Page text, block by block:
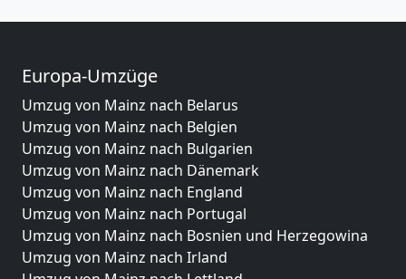
Europa-Umzüge
Umzug von Mainz nach Belarus
Umzug von Mainz nach Belgien
Umzug von Mainz nach Bulgarien
Umzug von Mainz nach Dänemark
Umzug von Mainz nach England
Umzug von Mainz nach Portugal
Umzug von Mainz nach Bosnien und Herzegowina
Umzug von Mainz nach Irland